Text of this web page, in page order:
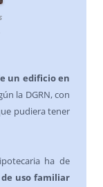
un edificio en
la DGRN, con
pudiera tener
ha de
uso familiar